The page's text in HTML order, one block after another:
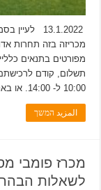
13.1.2022
מכריזה בזה תחרות
מפורטים בתנאים
תשלום, קודם
10:00 ל- 14:00. או באתר האינטרנט של הרשות. …
المزيد המשך
לשאלות